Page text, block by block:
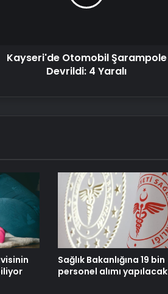
Kayseri'de Otomobil Şarampole
Devrildi: 4 Yaralı
Sağlık Bakanlığına 19 bin
personel alımı yapılacak